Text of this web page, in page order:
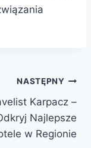
NASTĘPNY
Karpacz –
Najlepsze
w Regionie